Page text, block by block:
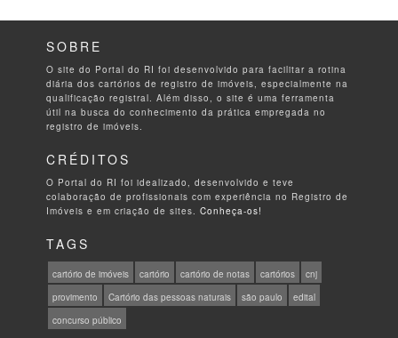
SOBRE
O site do Portal do RI foi desenvolvido para facilitar a rotina
diária dos cartórios de registro de imóveis, especialmente na
qualificação registral. Além disso, o site é uma ferramenta
útil na busca do conhecimento da prática empregada no
registro de imóveis.
CRÉDITOS
O Portal do RI foi idealizado, desenvolvido e teve
colaboração de profissionais com experiência no Registro de
Imóveis e em criação de sites.Conheça-os!
TAGS
cartório de imóveis cartório cartório de notas cartórios
cnj
provimento
Cartório das pessoas naturais são paulo
edital
concurso público